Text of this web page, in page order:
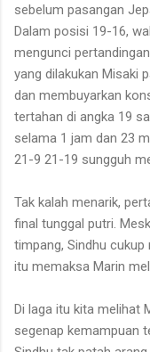
sebelum pasangan
Dalam posisi 19-16,
mengunci
yang dilakukan Misaki
dan membuyarkan
tertahan di angka 19
selama 1 jam dan 23
21-9 21-19 sungguh
Tak kalah menarik,
final tunggal putri.
timpang, Sindhu cukup
itu memaksa Marin
Di laga itu kita melihat
segenap kemampuan